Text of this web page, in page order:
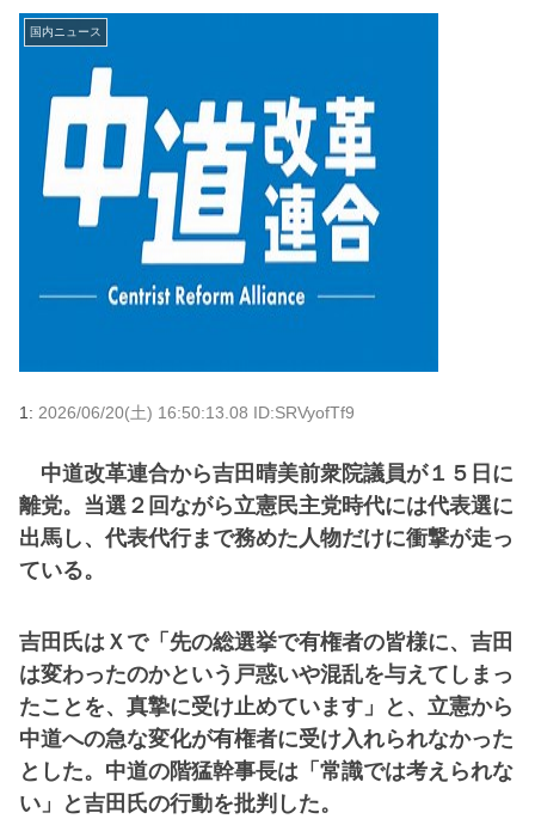
国内ニュース
1: 2026/06/20(土) 16:50:13.08 ID:SRVyofTf9
中道改革連合から吉田晴美前衆院議員が１５日に
離党。当選２回ながら立憲民主党時代には代表選に
出馬し、代表代行まで務めた人物だけに衝撃が走っ
ている。
吉田氏はＸで「先の総選挙で有権者の皆様に、吉田
は変わったのかという戸惑いや混乱を与えてしまっ
たことを、真摯に受け止めています」と、立憲から
中道への急な変化が有権者に受け入れられなかった
とした。中道の階猛幹事長は「常識では考えられな
い」と吉田氏の行動を批判した。